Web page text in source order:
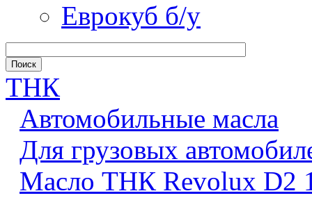
Еврокуб б/у
ТНК
Автомобильные масла
Для грузовых
Масло ТНК Revolux D2